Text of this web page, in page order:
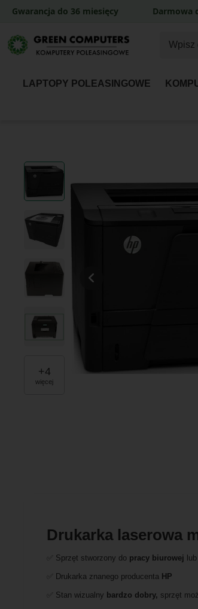
LAPTOPY POLEASINGOWE
+4
więcej
Drukarka laserowa
✅ Sprzęt stworzony do pracy biurowej lub
✅ Drukarka znanego producenta HP
✅ Stan wizualny bardzo dobry, sprzęt
Gwarancja do 36 miesięcy Darmowa